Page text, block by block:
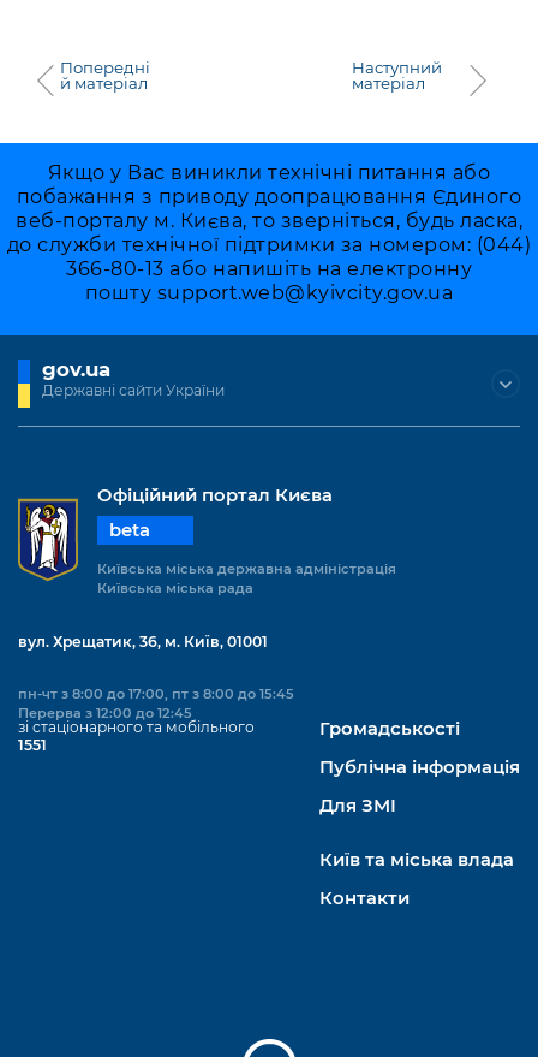
Попередні
й матеріал
Наступний
матеріал
Якщо у Вас виникли технічні питання або
побажання з приводу доопрацювання Єдиного
веб-порталу м. Києва, то зверніться, будь ласка,
до служби технічної підтримки за номером: (044)
366-80-13 або напишіть на електронну
пошту support.web@kyivcity.gov.ua
gov.ua
Державні сайти України
Офіційний портал Києва
beta
Київська міська державна адміністрація
Київська міська рада
вул. Хрещатик, 36, м. Київ, 01001
пн-чт з 8:00 до 17:00, пт з 8:00 до 15:45
Перерва з 12:00 до 12:45
зі стаціонарного та мобільного
1551
Громадськості
Публічна інформація
Для ЗМІ
Київ та міська влада
Контакти